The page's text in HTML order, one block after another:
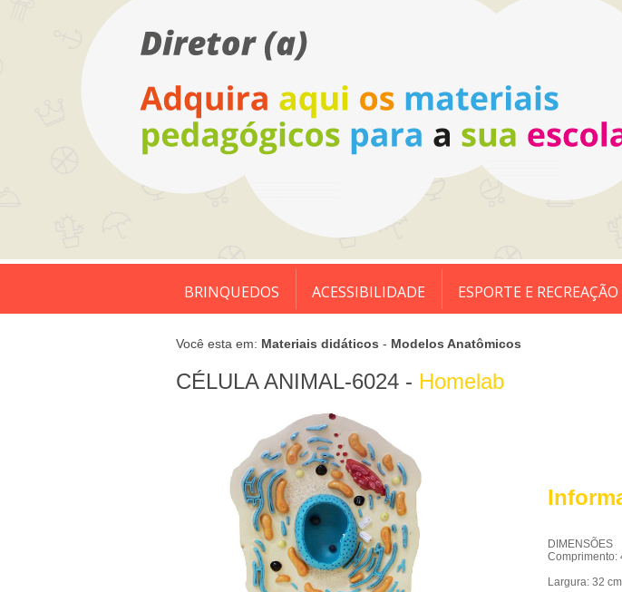
BRINQUEDOS ACESSIBILIDADE ESPORTE E RECREAÇÃO
Você esta em: Materiais didáticos - Modelos Anatômicos
CÉLULA ANIMAL-6024 - Homelab
DIMENSÕES
Comprimento:
Largura: 32 cm